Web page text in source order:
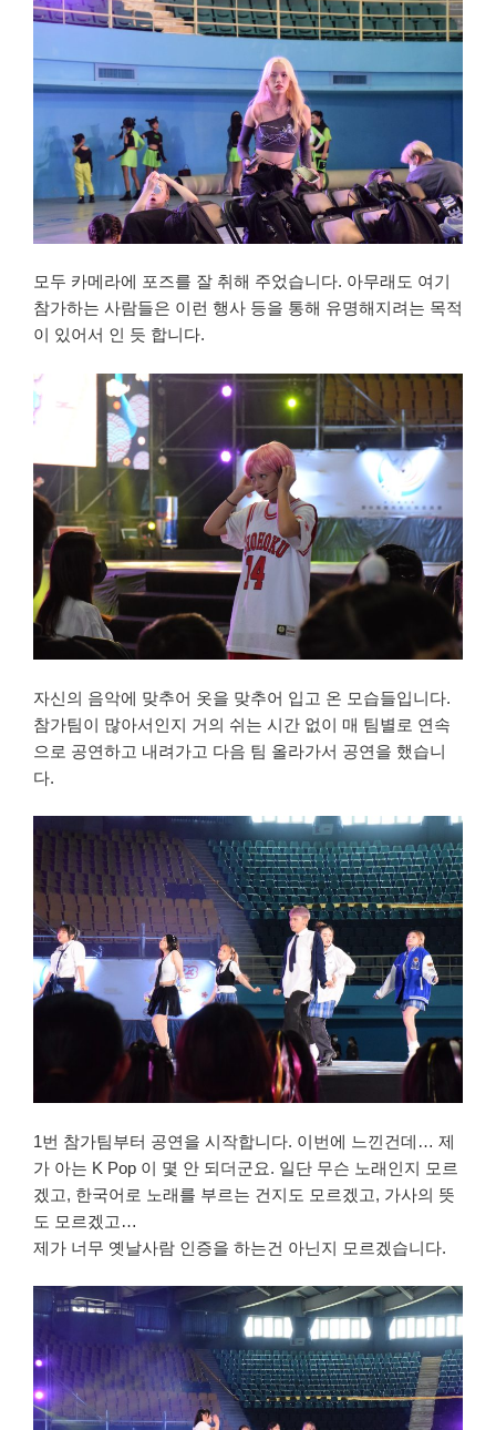
모두 카메라에 포즈를 잘 취해 주었습니다. 아무래도 여기
참가하는 사람들은 이런 행사 등을 통해 유명해지려는 목적
이 있어서 인 듯 합니다.
자신의 음악에 맞추어 옷을 맞추어 입고 온 모습들입니다.
참가팀이 많아서인지 거의 쉬는 시간 없이 매 팀별로 연속
으로 공연하고 내려가고 다음 팀 올라가서 공연을 했습니
다.
1번 참가팀부터 공연을 시작합니다. 이번에 느낀건데… 제
가 아는 K Pop 이 몇 안 되더군요. 일단 무슨 노래인지 모르
겠고, 한국어로 노래를 부르는 건지도 모르겠고, 가사의 뜻
도 모르겠고…
제가 너무 옛날사람 인증을 하는건 아닌지 모르겠습니다.